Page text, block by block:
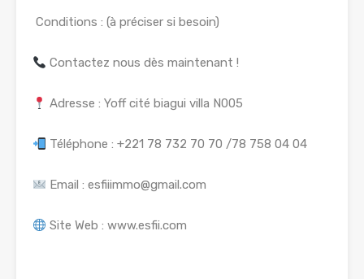
Conditions : (à préciser si besoin)
Contactez nous dès maintenant !
Adresse : Yoff cité biagui villa N005
Téléphone : +221 78 732 70 70 /78 758 04 04
Email : esfiiimmo@gmail.com
Site Web : www.esfii.com